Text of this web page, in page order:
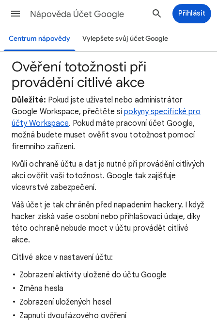
Nápověda Účet Google Přihlásit
Centrum nápovědy Vylepšete svůj účet Google
Ověření totožnosti při
provádění citlivé akce
Důležité: Pokud jste uživatel nebo administrátor
Google Workspace, přečtěte sipokyny specifické pro
účty Workspace. Pokud máte pracovní účet Google,
možná budete muset ověřit svou totožnost pomocí
firemního zařízení.
Kvůli ochraně účtu a dat je nutné při provádění citlivých
akcí ověřit vaši totožnost. Google tak zajišťuje
vícevrstvé zabezpečení.
Váš účet je tak chráněn před napadením hackery. I když
hacker získá vaše osobní nebo přihlašovací údaje, díky
této ochraně nebude moct v účtu provádět citlivé
akce.
Citlivé akce v nastavení účtu:
Zobrazení aktivity uložené do účtu Google
Změna hesla
Zobrazení uložených hesel
Zapnutí dvoufázového ověření